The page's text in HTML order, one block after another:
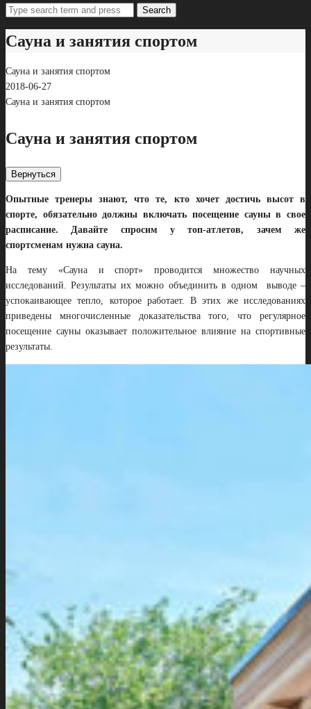
Search
Сауна и занятия спортом
Сауна и занятия спортом
2018-06-27
Сауна и занятия спортом
Сауна и занятия спортом
Вернуться
Опытные тренеры знают, что те, кто хочет достичь высот в
спорте, обязательно должны включать посещение сауны в свое
расписание. Давайте спросим у топ-атлетов, зачем же
спортсменам нужна сауна.
На тему «Сауна и спорт» проводится множество научных
исследований. Результаты их можно объединить в одном выводе –
успокаивающее тепло, которое работает. В этих же исследованиях
приведены многочисленные доказательства того, что регулярное
посещение сауны оказывает положительное влияние на спортивные
результаты.